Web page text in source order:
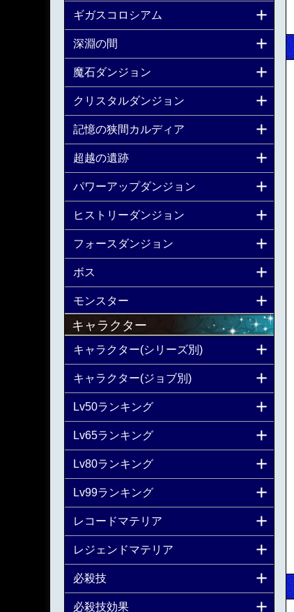
ギガスコロシアム
深淵の間
魔石ダンジョン
クリスタルダンジョン
記憶の狭間カルディア
超越の遺跡
パワーアップダンジョン
ヒストリーダンジョン
フォースダンジョン
ボス
モンスター
キャラクター
キャラクター(シリーズ別)
キャラクター(ジョブ別)
Lv50ランキング
Lv65ランキング
Lv80ランキング
Lv99ランキング
レコードマテリア
レジェンドマテリア
必殺技
必殺技効果